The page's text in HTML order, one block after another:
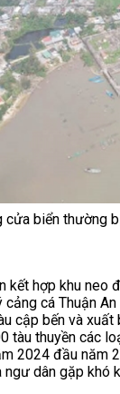
cửa biển thường
kết hợp khu
cảng cá Thuận
cập bến và
tàu thuyền các
2024 đầu năm
dân gặp khó